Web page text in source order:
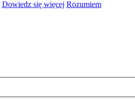
Dowiedz się więcej Rozumiem